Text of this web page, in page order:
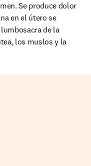
Se produce dolor
en el útero se
de la
los muslos y la